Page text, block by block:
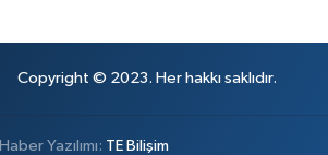
Copyright © 2023. Her hakkı saklıdır.
Haber Yazılımı: TE Bilişim